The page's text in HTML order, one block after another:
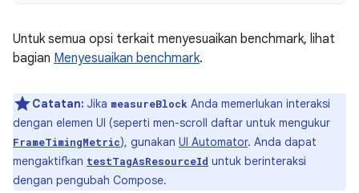
Untuk semua opsi terkait menyesuaikan benchmark, lihat
bagian Menyesuaikan benchmark.
Catatan: Jika measureBlock Anda memerlukan interaksi
dengan elemen UI (seperti men-scroll daftar untuk mengukur
FrameTimingMetric), gunakan UI Automator. Anda dapat
mengaktifkan testTagAsResourceId untuk berinteraksi
dengan pengubah Compose.